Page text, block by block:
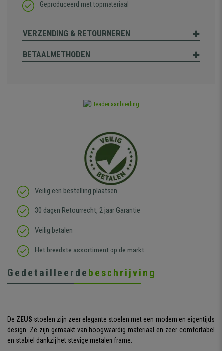
Geproduceerd met topmateriaal
VERZENDING & RETOURNEREN
BETAALMETHODEN
Veilig een bestelling plaatsen
30 dagen Retourrecht, 2 jaar Garantie
Veilig betalen
Het breedste assortiment op de markt
Gedetailleerde beschrijving
De ZEUS stoelen zijn zeer elegante stoelen met een modern en eigentijds
design. Ze zijn gemaakt van hoogwaardig materiaal en zeer comfortabel
en stabiel dankzij het stevige metalen frame.